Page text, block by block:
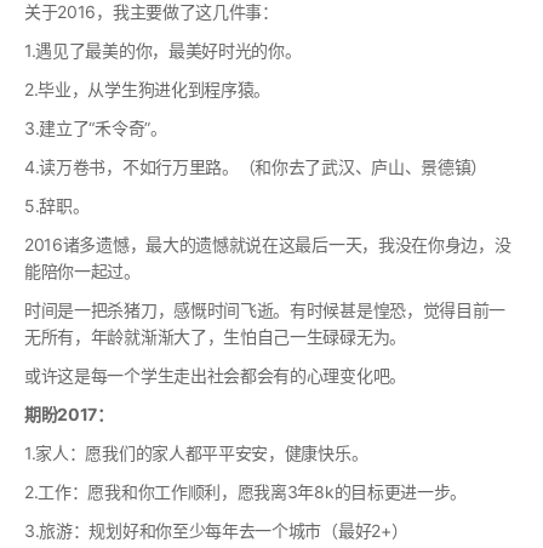
关于2016，我主要做了这几件事：
1.遇见了最美的你，最美好时光的你。
2.毕业，从学生狗进化到程序猿。
3.建立了“禾令奇”。
4.读万卷书，不如行万里路。（和你去了武汉、庐山、景德镇）
5.辞职。
2016诸多遗憾，最大的遗憾就说在这最后一天，我没在你身边，没
能陪你一起过。
时间是一把杀猪刀，感慨时间飞逝。有时候甚是惶恐，觉得目前一
无所有，年龄就渐渐大了，生怕自己一生碌碌无为。
或许这是每一个学生走出社会都会有的心理变化吧。
期盼2017：
1.家人：愿我们的家人都平平安安，健康快乐。
2.工作：愿我和你工作顺利，愿我离3年8k的目标更进一步。
3.旅游：规划好和你至少每年去一个城市（最好2+）